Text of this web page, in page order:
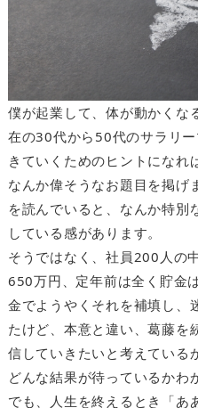
僕が起業して、体が動かくな
在の30代から50代のサラリ
きていくためのヒントになれ
なんか偉そうなお題目を掲げ
を読んでいると、なんか特別
している感があります。
そうではなく、社員200人の
650万円、定年前は全く貯金
金でようやくそれを補填し、
たけど、本意と違い、葛藤を
信していきたいと考えている
どんな結果が待っているかわ
でも、人生を終えるとき「あ